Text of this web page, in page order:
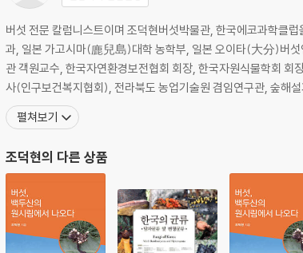
야생의 식용버섯
말불버섯 / 국수버섯 / 상아색다발송이 / 밀애기버섯 / 풍선끈적
그물버섯 / 흰비단털버섯 / 큰갓버섯 / 독청버섯아재비 / 굴털이
약용 · 항암버섯
신령버섯(아가리쿠스) / 복령 / 자작나무시루뻔버섯(차가버섯) /
독버섯
맹독버섯
회흑색광대버섯 / 독우산광대버섯 / 큰주머니광대버섯 / 알광대
섯아재비
버섯 전문 칼럼니스트이며 조덕현버섯박물관, 한국에코과학클
과, 일본 가고시마(鹿兒島)대학 농학부, 일본 오이타(大分)버섯
관 객원교수, 한국자연환경보전협회 회장, 한국자원식물학회
사(인구보건복지협회), 전라북도 농업기술원 겸임연구관, 숲해
펼쳐보기
조덕현의 다른 상품